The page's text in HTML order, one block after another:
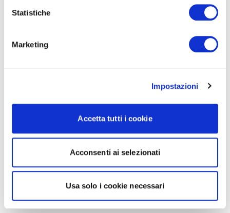
Statistiche
Marketing
Impostazioni
Accetta tutti i cookie
Acconsenti ai selezionati
Usa solo i cookie necessari